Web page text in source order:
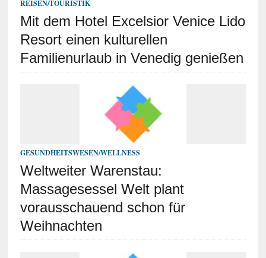
REISEN/TOURISTIK
Mit dem Hotel Excelsior Venice Lido
Resort einen kulturellen
Familienurlaub in Venedig genießen
GESUNDHEITSWESEN/WELLNESS
Weltweiter Warenstau:
Massagesessel Welt plant
vorausschauend schon für
Weihnachten